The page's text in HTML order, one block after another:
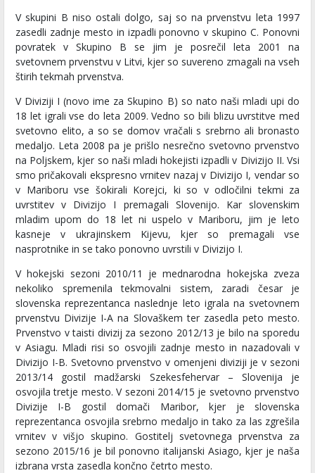
V skupini B niso ostali dolgo, saj so na prvenstvu leta 1997
zasedli zadnje mesto in izpadli ponovno v skupino C. Ponovni
povratek v Skupino B se jim je posrečil leta 2001 na
svetovnem prvenstvu v Litvi, kjer so suvereno zmagali na vseh
štirih tekmah prvenstva.
V Diviziji I (novo ime za Skupino B) so nato naši mladi upi do
18 let igrali vse do leta 2009. Vedno so bili blizu uvrstitve med
svetovno elito, a so se domov vračali s srebrno ali bronasto
medaljo. Leta 2008 pa je prišlo nesrečno svetovno prvenstvo
na Poljskem, kjer so naši mladi hokejisti izpadli v Divizijo II. Vsi
smo pričakovali ekspresno vrnitev nazaj v Divizijo I, vendar so
v Mariboru vse šokirali Korejci, ki so v odločilni tekmi za
uvrstitev v Divizijo I premagali Slovenijo. Kar slovenskim
mladim upom do 18 let ni uspelo v Mariboru, jim je leto
kasneje v ukrajinskem Kijevu, kjer so premagali vse
nasprotnike in se tako ponovno uvrstili v Divizijo I.
V hokejski sezoni 2010/11 je mednarodna hokejska zveza
nekoliko spremenila tekmovalni sistem, zaradi česar je
slovenska reprezentanca naslednje leto igrala na svetovnem
prvenstvu Divizije I-A na Slovaškem ter zasedla peto mesto.
Prvenstvo v taisti divizij za sezono 2012/13 je bilo na sporedu
v Asiagu. Mladi risi so osvojili zadnje mesto in nazadovali v
Divizijo I-B. Svetovno prvenstvo v omenjeni diviziji je v sezoni
2013/14 gostil madžarski Szekesfehervar – Slovenija je
osvojila tretje mesto. V sezoni 2014/15 je svetovno prvenstvo
Divizije I-B gostil domači Maribor, kjer je slovenska
reprezentanca osvojila srebrno medaljo in tako za las zgrešila
vrnitev v višjo skupino. Gostitelj svetovnega prvenstva za
sezono 2015/16 je bil ponovno italijanski Asiago, kjer je naša
izbrana vrsta zasedla končno četrto mesto.